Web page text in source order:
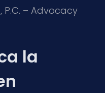
P.C. – Advocacy
la